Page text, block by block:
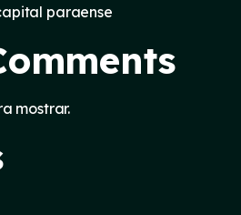
paraense
mostrar.